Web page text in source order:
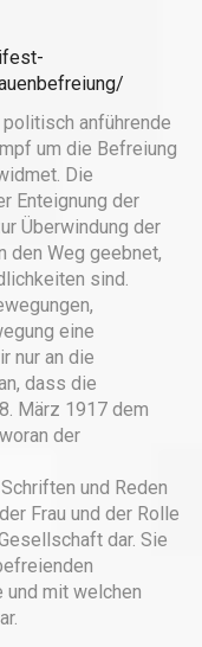
anführende
um die Befreiung
Die
Enteignung der
Überwindung der
den Weg geebnet,
sind.
eine
nur an die
dass die
März 1917 dem
der
und Reden
Frau und der Rolle
dar. Sie
und mit welchen